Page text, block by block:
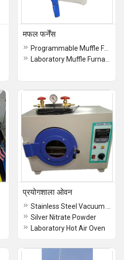
मफल फर्नेंस
प्रयोगशाला ओवन
Silver Nitrate Powder
Laboratory Hot Air Oven